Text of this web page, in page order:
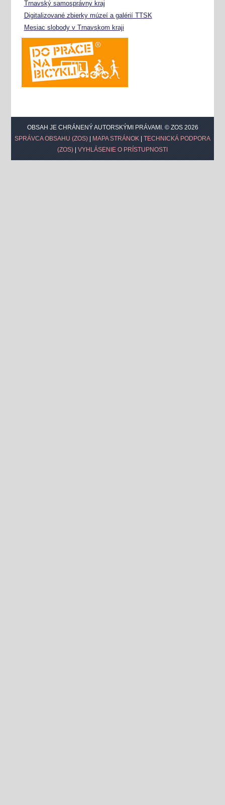
Trnavský samosprávny kraj
Digitalizované zbierky múzeí a galérií TTSK
Mesiac slobody v Trnavskom kraji
OBSAH JE CHRÁNENÝ AUTORSKÝMI PRÁVAMI. © ZOS 2026
SPRÁVCA OBSAHU (ZOS)
MAPA STRÁNOK
TECHNICKÁ PODPORA
(ZOS)
VYHLÁSENIE O PRÍSTUPNOSTI